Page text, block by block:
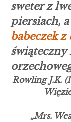
sweter z
piersiach,
babeczek
świąteczny
Rowling J.K.
„Mrs.